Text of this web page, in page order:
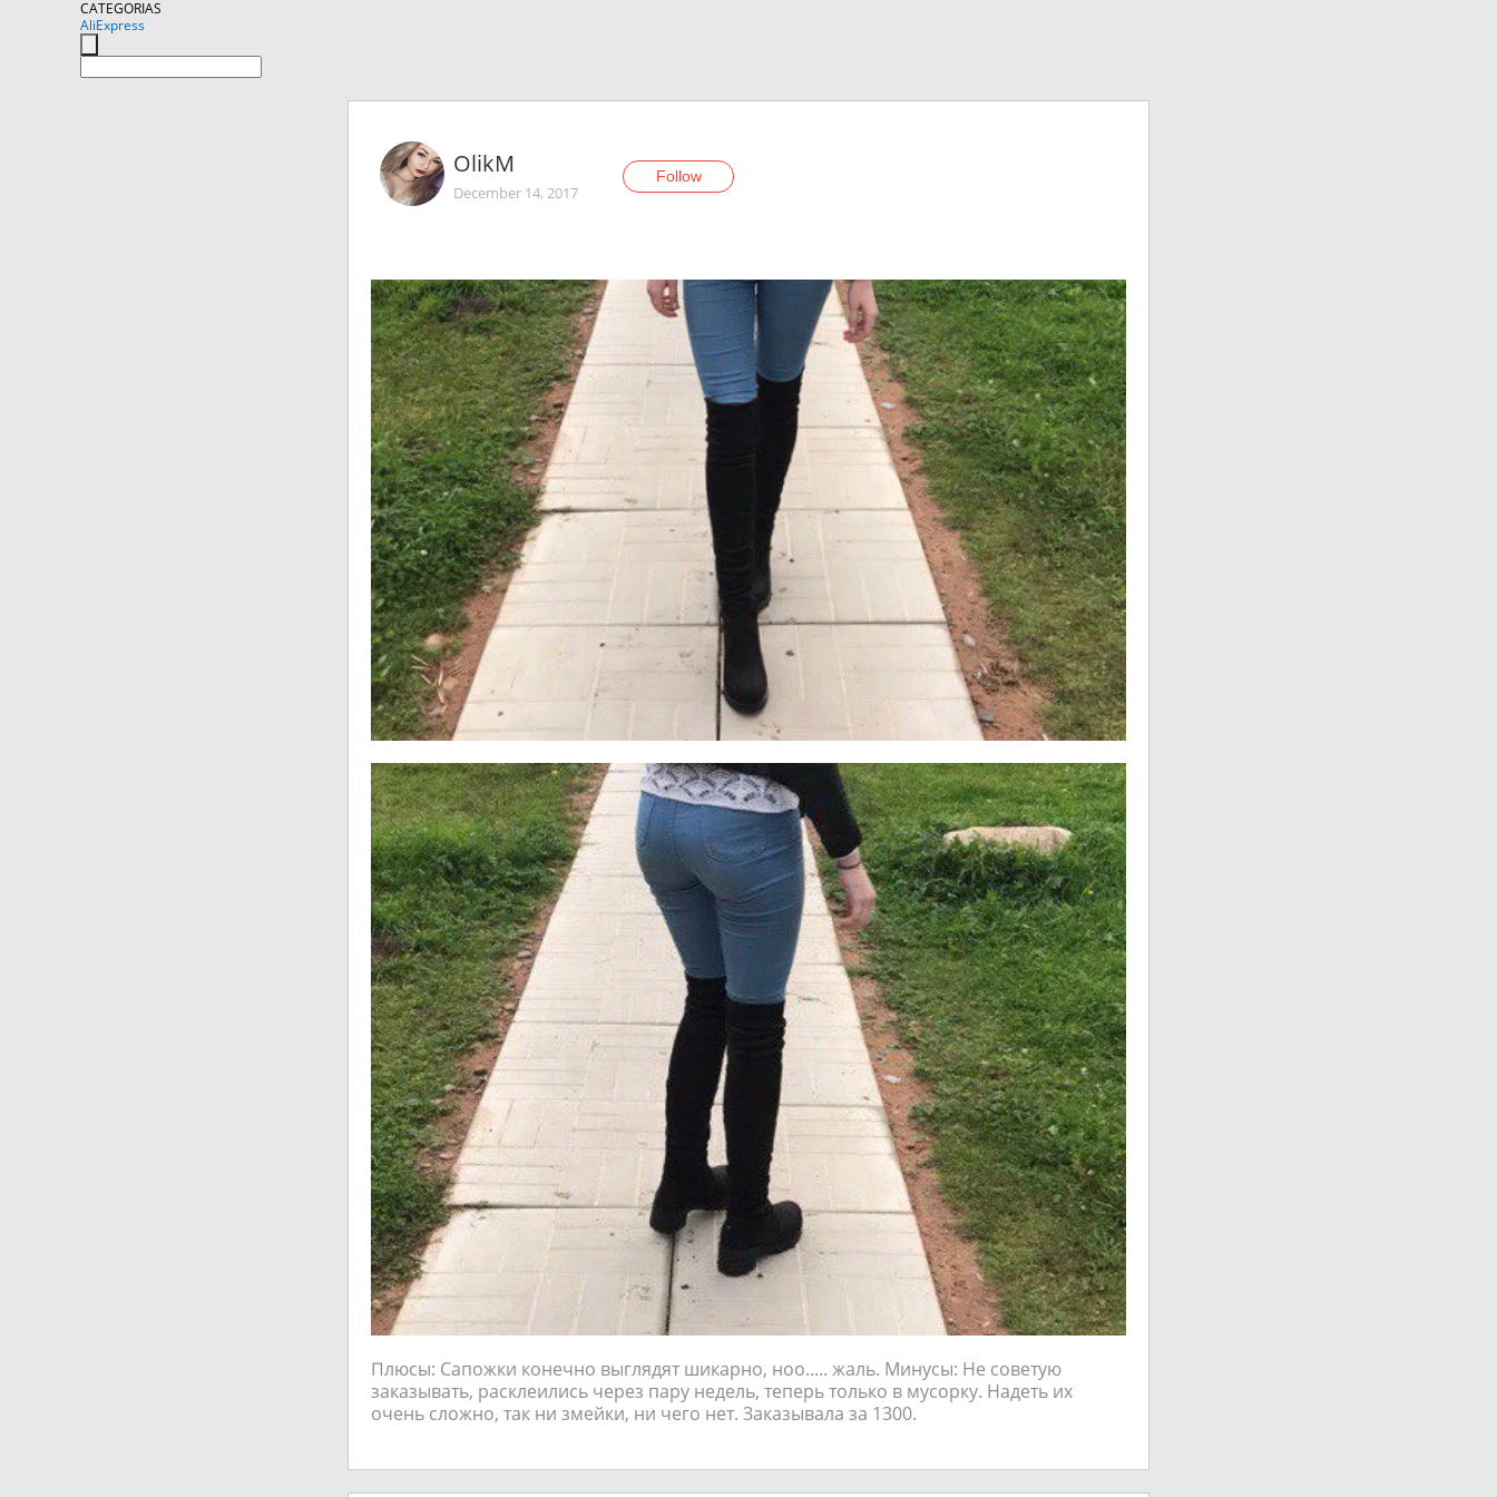
CATEGORIAS
AliExpress
OlikM
December 14, 2017
Follow
Плюсы: Сапожки конечно выглядят шикарно, ноо..... жаль. Минусы: Не советую
заказывать, расклеились через пару недель, теперь только в мусорку. Надеть их
очень сложно, так ни змейки, ни чего нет. Заказывала за 1300.